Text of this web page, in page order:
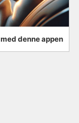
denne appen